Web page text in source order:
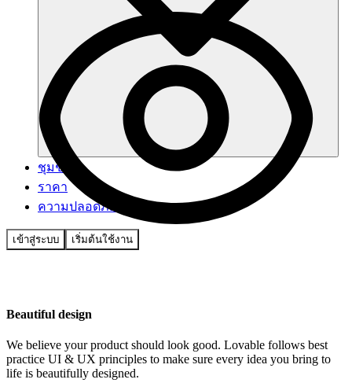
ชุมชน
ราคา
ความปลอดภัย
เข้าสู่ระบบ เริ่มต้นใช้งาน
Beautiful design
We believe your product should look good. Lovable follows best
practice UI & UX principles to make sure every idea you bring to
life is beautifully designed.